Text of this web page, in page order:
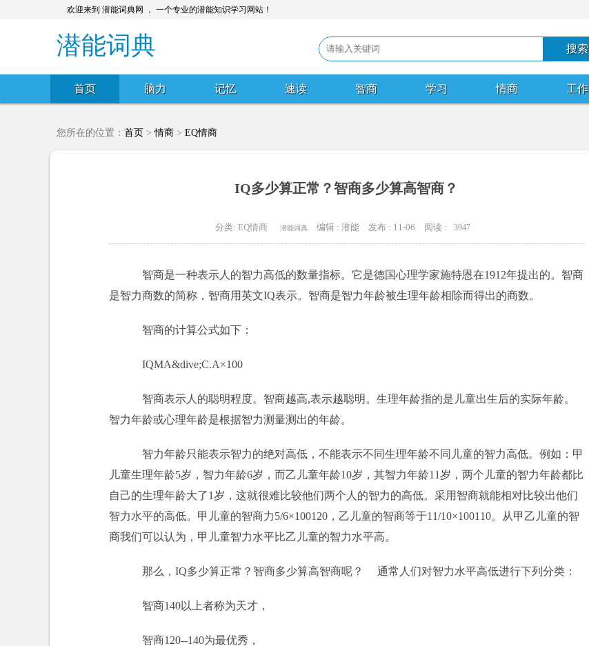
欢迎来到 潜能词典网 ， 一个专业的潜能知识学习网站！
潜能词典
首页 脑力 记忆 速读 智商 学习 情商 工作
您所在的位置： 首页 >情商 > EQ情商
IQ多少算正常？智商多少算高智商？
分类: EQ情商 潜能词典 编辑 : 潜能 发布 : 11-06 阅读 : 3947
智商是一种表示人的智力高低的数量指标。它是德国心理学家施特恩在1912年提出的。智商
是智力商数的简称，智商用英文IQ表示。智商是智力年龄被生理年龄相除而得出的商数。
智商的计算公式如下：
IQMA&dive;C.A×100
智商表示人的聪明程度。智商越高,表示越聪明。生理年龄指的是儿童出生后的实际年龄。
智力年龄或心理年龄是根据智力测量测出的年龄。
智力年龄只能表示智力的绝对高低，不能表示不同生理年龄不同儿童的智力高低。例如：甲
儿童生理年龄5岁，智力年龄6岁，而乙儿童年龄10岁，其智力年龄11岁，两个儿童的智力年龄都比
自己的生理年龄大了1岁，这就很难比较他们两个人的智力的高低。采用智商就能相对比较出他们
智力水平的高低。甲儿童的智商力5/6×100120，乙儿童的智商等于11/10×100110。从甲乙儿童的智
商我们可以认为，甲儿童智力水平比乙儿童的智力水平高。
那么，IQ多少算正常？智商多少算高智商呢？ 通常人们对智力水平高低进行下列分类：
智商140以上者称为天才，
智商120--140为最优秀，